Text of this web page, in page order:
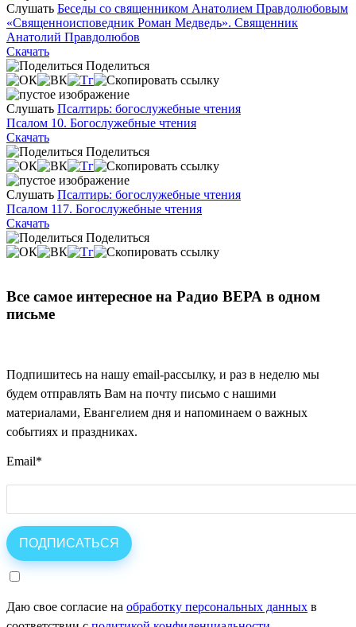
Слушать Беседы со священником Анатолием Правдолюбовым
«Священноисповедник Роман Медведь». Священник
Анатолий Правдолюбов
Скачать
Поделиться
Слушать Псалтирь: богослужебные чтения
Псалом 10. Богослужебные чтения
Скачать
Поделиться
Слушать Псалтирь: богослужебные чтения
Псалом 117. Богослужебные чтения
Скачать
Поделиться
Все самое интересное на Радио ВЕРА в одном
письме
Подпишитесь на нашу email-рассылку, и раз в неделю мы
будем отправлять Вам на почту письмо с нашими
материалами, Евангелием дня и напоминаем о важных
событиях и праздниках.
Email*
Даю свое согласие на обработку персональных данных в